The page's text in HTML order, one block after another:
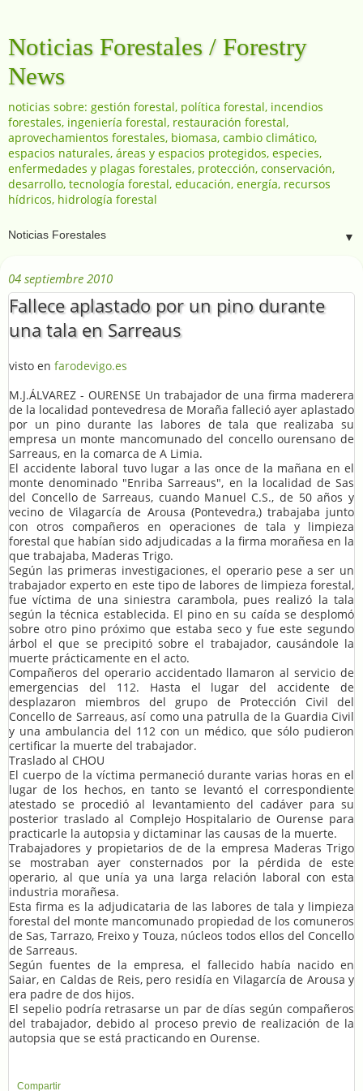
Noticias Forestales / Forestry
News
noticias sobre: gestión forestal, política forestal, incendios
forestales, ingeniería forestal, restauración forestal,
aprovechamientos forestales, biomasa, cambio climático,
espacios naturales, áreas y espacios protegidos, especies,
enfermedades y plagas forestales, protección, conservación,
desarrollo, tecnología forestal, educación, energía, recursos
hídricos, hidrología forestal
▼
04 septiembre 2010
Fallece aplastado por un pino durante
una tala en Sarreaus
visto en farodevigo.es
M.J.ÁLVAREZ - OURENSE Un trabajador de una firma maderera
de la localidad pontevedresa de Moraña falleció ayer aplastado
por un pino durante las labores de tala que realizaba su
empresa un monte mancomunado del concello ourensano de
Sarreaus, en la comarca de A Limia.
El accidente laboral tuvo lugar a las once de la mañana en el
monte denominado "Enriba Sarreaus", en la localidad de Sas
del Concello de Sarreaus, cuando Manuel C.S., de 50 años y
vecino de Vilagarcía de Arousa (Pontevedra,) trabajaba junto
con otros compañeros en operaciones de tala y limpieza
forestal que habían sido adjudicadas a la firma morañesa en la
que trabajaba, Maderas Trigo.
Según las primeras investigaciones, el operario pese a ser un
trabajador experto en este tipo de labores de limpieza forestal,
fue víctima de una siniestra carambola, pues realizó la tala
según la técnica establecida. El pino en su caída se desplomó
sobre otro pino próximo que estaba seco y fue este segundo
árbol el que se precipitó sobre el trabajador, causándole la
muerte prácticamente en el acto.
Compañeros del operario accidentado llamaron al servicio de
emergencias del 112. Hasta el lugar del accidente de
desplazaron miembros del grupo de Protección Civil del
Concello de Sarreaus, así como una patrulla de la Guardia Civil
y una ambulancia del 112 con un médico, que sólo pudieron
certificar la muerte del trabajador.
Traslado al CHOU
El cuerpo de la víctima permaneció durante varias horas en el
lugar de los hechos, en tanto se levantó el correspondiente
atestado se procedió al levantamiento del cadáver para su
posterior traslado al Complejo Hospitalario de Ourense para
practicarle la autopsia y dictaminar las causas de la muerte.
Trabajadores y propietarios de de la empresa Maderas Trigo
se mostraban ayer consternados por la pérdida de este
operario, al que unía ya una larga relación laboral con esta
industria morañesa.
Esta firma es la adjudicataria de las labores de tala y limpieza
forestal del monte mancomunado propiedad de los comuneros
de Sas, Tarrazo, Freixo y Touza, núcleos todos ellos del Concello
de Sarreaus.
Según fuentes de la empresa, el fallecido había nacido en
Saiar, en Caldas de Reis, pero residía en Vilagarcía de Arousa y
era padre de dos hijos.
El sepelio podría retrasarse un par de días según compañeros
del trabajador, debido al proceso previo de realización de la
autopsia que se está practicando en Ourense.
Compartir